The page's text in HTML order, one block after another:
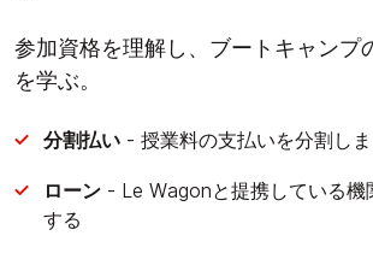
参加資格を理解し、ブートキャンプ
を学ぶ。
分割払い - 授業料の支払いを分割しま
ローン - Le Wagonと提携している機
する